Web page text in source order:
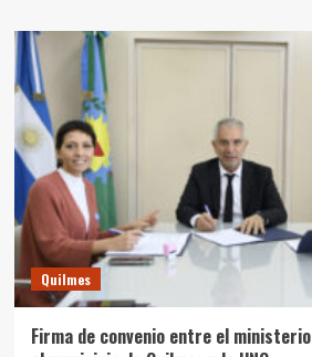
Filmus
visitó
UNQ
y
firmó
un
convenio
para
Quilmes
Tec
Quilmes
Firma de convenio entre el